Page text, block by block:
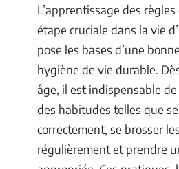
L’apprentissage des
étape cruciale dans la vie
pose les bases d’une
hygiène de vie durable.
âge, il est indispensable
des habitudes telles que
correctement, se brosser
régulièrement et prendre